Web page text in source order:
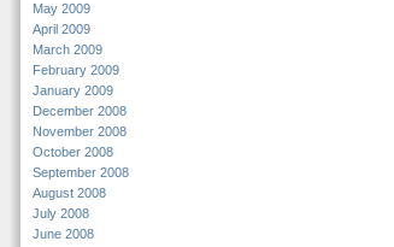
May 2009
April 2009
March 2009
February 2009
January 2009
December 2008
November 2008
October 2008
September 2008
August 2008
July 2008
June 2008